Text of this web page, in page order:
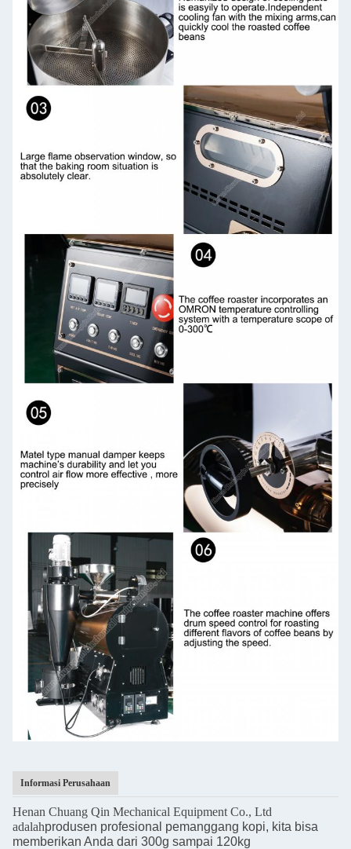
Informasi Perusahaan
Henan Chuang Qin Mechanical Equipment Co., Ltd
adalahprodusen profesional pemanggang kopi, kita bisa
memberikan Anda dari 300g sampai 120kg